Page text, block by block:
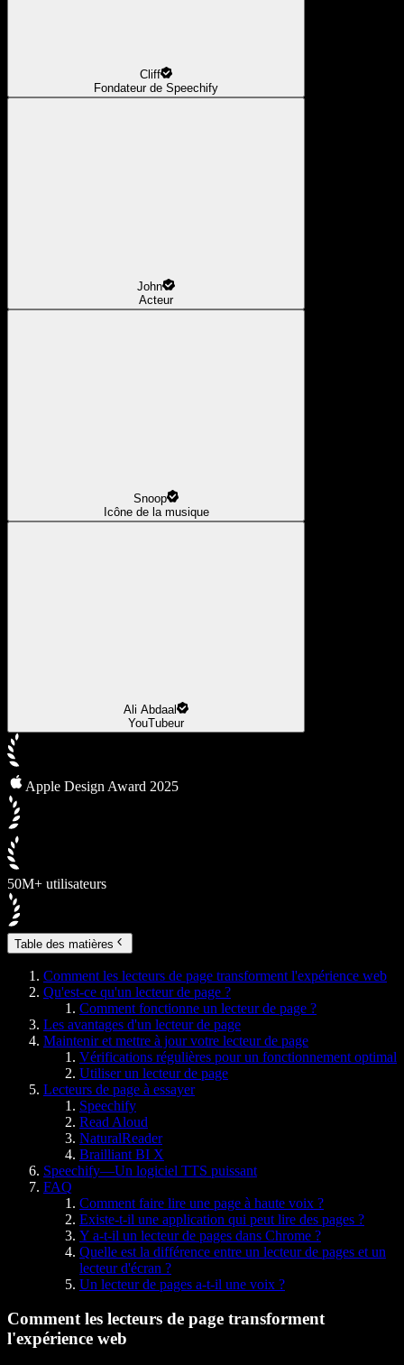
Cliff
Fondateur de Speechify
John
Acteur
Snoop
Icône de la musique
Ali Abdaal
YouTubeur
Apple Design Award 2025
50M+ utilisateurs
Table des matières
Comment les lecteurs de page transforment l'expérience web
Qu'est-ce qu'un lecteur de page ?
Comment fonctionne un lecteur de page ?
Les avantages d'un lecteur de page
Maintenir et mettre à jour votre lecteur de page
Vérifications régulières pour un fonctionnement optimal
Utiliser un lecteur de page
Lecteurs de page à essayer
Speechify
Read Aloud
NaturalReader
Brailliant BI X
Speechify—Un logiciel TTS puissant
FAQ
Comment faire lire une page à haute voix ?
Existe-t-il une application qui peut lire des pages ?
Y a-t-il un lecteur de pages dans Chrome ?
Quelle est la différence entre un lecteur de pages et un
lecteur d'écran ?
Un lecteur de pages a-t-il une voix ?
Comment les lecteurs de page transforment
l'expérience web